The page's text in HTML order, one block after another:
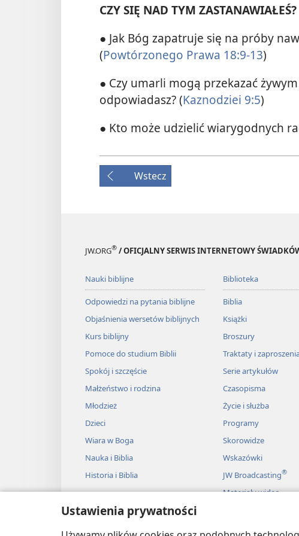
Ustawienia prywatności
CZY SIĘ NAD TYM ZASTANAWIAŁEŚ?
● Jak Bóg zapatruje się na próby
(Powtórzonego Prawa 18:9-13)
● Czy umarli mogą przekazać
odpowiadasz? (Kaznodziei 9:5)
● Kto może udzielić wiarygodnych
Wstecz
JW.ORG® / OFICJALNY SERWIS INTERNETOWY
Nauki biblijne
Odpowiedzi na pytania biblijne
Objaśnienia wersetów biblijnych
Kurs biblijny
Pomoce do studium Biblii
Spokój i szczęście
Małżeństwo i rodzina
Młodzież
Dzieci
Wiara w Boga
Nauka i Biblia
Historia i Biblia
Biblioteka
Biblia
Książki
Broszury
Traktaty i
Serie artykułów
Czasopisma
Życie i służba
Programy
Skorowidze
Wskazówki
JW Broadcasting®
Materiały wideo